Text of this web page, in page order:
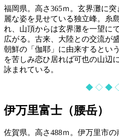
福岡県。高さ365ｍ。玄界灘に
麗な姿を見せている独立峰。糸
れ、山頂からは玄界灘を一望に
広がる。古来、大陸との交流が
朝鮮の「伽耶」に由来するとい
を苦しみ恋ひ居れば可也の山辺
詠まれている。
◆ ◇ ◆
伊万里富士（腰岳）
佐賀県。高さ488ｍ。伊万里市